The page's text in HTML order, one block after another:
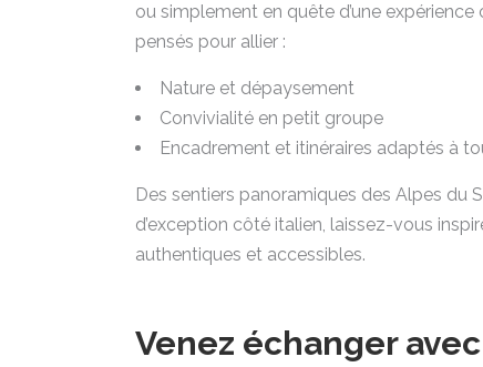
ou simplement en quête d’une
pensés pour allier :
Nature et dépaysement
Convivialité en petit groupe
Encadrement et itinéraires adaptés à
Des sentiers panoramiques des Alpes du
d’exception côté italien, laissez-vous
authentiques et accessibles.
Venez échanger